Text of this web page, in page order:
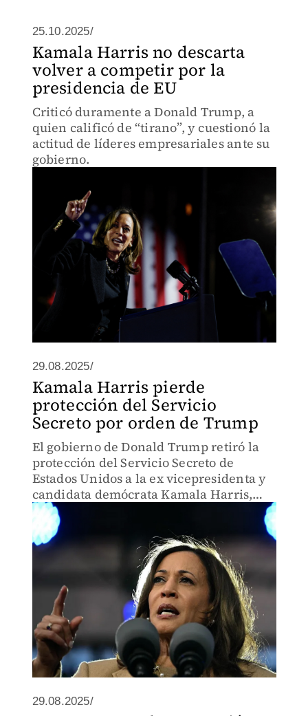
25.10.2025/
Kamala Harris no descarta
volver a competir por la
presidencia de EU
Criticó duramente a Donald Trump, a
quien calificó de “tirano”, y cuestionó la
actitud de líderes empresariales ante su
gobierno.
29.08.2025/
Kamala Harris pierde
protección del Servicio
Secreto por orden de Trump
El gobierno de Donald Trump retiró la
protección del Servicio Secreto de
Estados Unidos a la ex vicepresidenta y
candidata demócrata Kamala Harris,
informó un funcionario de la Casa
Blanca el viernes.
29.08.2025/